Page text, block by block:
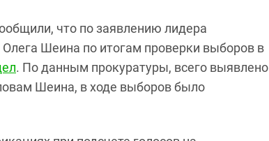
что по заявлению лидера
Шеина по итогам проверки выборов в
. По данным прокуратуры, всего выявлено
Шеина, в ходе выборов было